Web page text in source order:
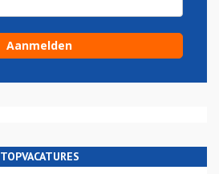
TOPVACATURES